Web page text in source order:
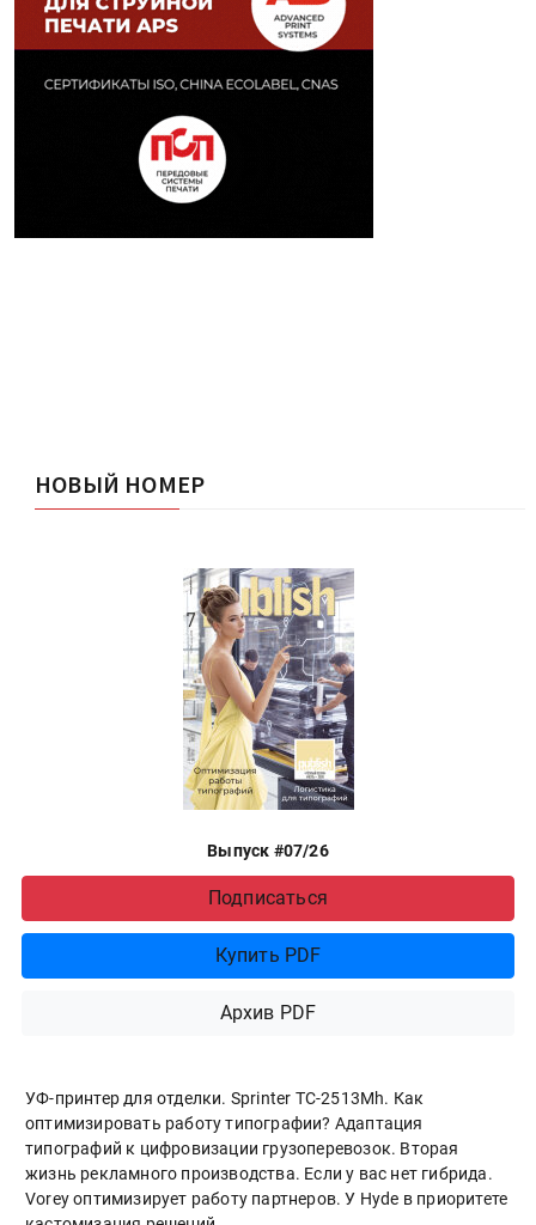
НОВЫЙ НОМЕР
Выпуск #07/26
Подписаться
Купить PDF
Архив PDF
УФ-принтер для отделки. Sprinter ТС-2513Mh. Как
оптимизировать работу типографии? Адаптация
типографий к цифровизации грузоперевозок. Вторая
жизнь рекламного производства. Если у вас нет гибрида.
Vorey оптимизирует работу партнеров. У Hyde в приоритете